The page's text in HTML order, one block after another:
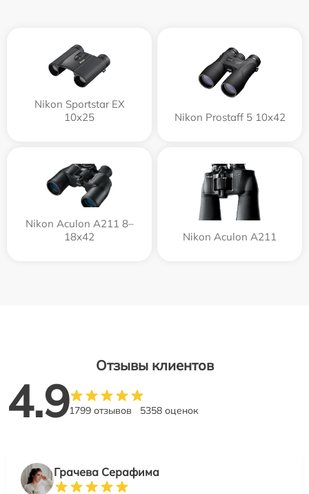
Nikon Sportstar EX
10x25
Nikon Prostaff 5 10x42
Nikon Aculon A211 8–
18x42
Nikon Aculon A211
Отзывы клиентов
4.91799 отзывов 5358 оценок
Грачева Серафима